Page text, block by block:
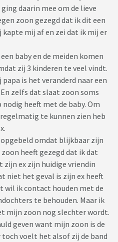
daarin mee om de lieve
zoon gezegd dat ik dit een
kapte mij af en zei dat ik mij er
baby en de meiden komen
zij 3 kinderen te veel vindt.
is het veranderd naar een
zelfs dat slaat zoon soms
heeft met de baby. Om
te kunnen zien heb
omdat blijkbaar zijn
heeft gezegd dat ik dat
ex zijn huidige vriendin
niet het geval is zijn ex heeft
wil ik contact houden met de
te behouden. Maar ik
mijn zoon nog slechter wordt.
geven want mijn zoon is de
voelt het alsof zij de band